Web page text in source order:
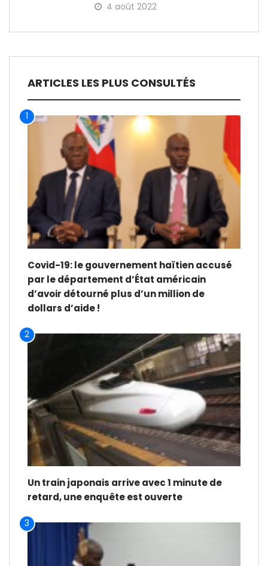
4 août 2022
ARTICLES LES PLUS CONSULTÉS
1
Covid-19: le gouvernement haïtien accusé
par le département d’État américain
d’avoir détourné plus d’un million de
dollars d’aide !
2
Un train japonais arrive avec 1 minute de
retard, une enquête est ouverte
3